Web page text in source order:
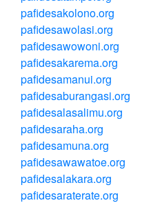
pafidesakolono.org
pafidesawolasi.org
pafidesawowoni.org
pafidesakarema.org
pafidesamanui.org
pafidesaburangasi.org
pafidesalasalimu.org
pafidesaraha.org
pafidesamuna.org
pafidesawawatoe.org
pafidesalakara.org
pafidesaraterate.org